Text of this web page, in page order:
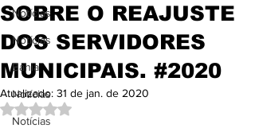
Notícias
Notícias
Bahia
Notícias
Notícias
SOBRE O REAJUSTE
DOS SERVIDORES
MUNICIPAIS. #2020
Atualizado: 31 de jan. de 2020
Avaliado com NaN de 5 estrelas.